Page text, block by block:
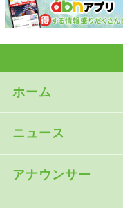
ホーム
ニュース
アナウンサー